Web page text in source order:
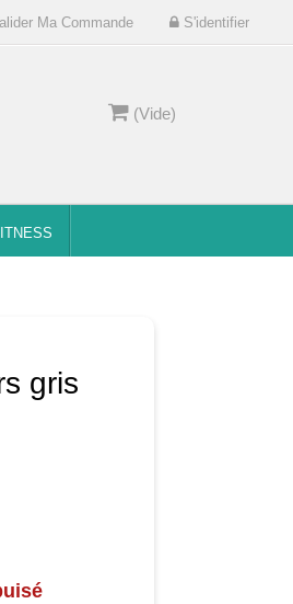
Ma Commande S'identifier
(Vide)
gris